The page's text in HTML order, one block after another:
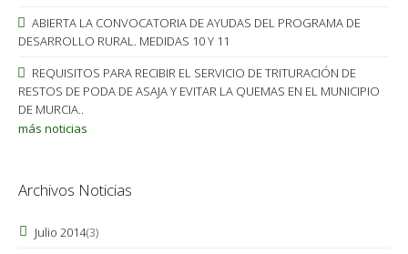
ABIERTA LA CONVOCATORIA DE AYUDAS DEL PROGRAMA DE
DESARROLLO RURAL. MEDIDAS 10 Y 11
REQUISITOS PARA RECIBIR EL SERVICIO DE TRITURACIÓN DE
RESTOS DE PODA DE ASAJA Y EVITAR LA QUEMAS EN EL MUNICIPIO
DE MURCIA..
más noticias
Archivos Noticias
Julio 2014(3)